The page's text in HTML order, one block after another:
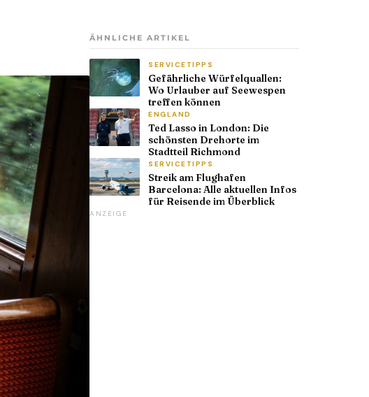
ÄHNLICHE ARTIKEL
SERVICETIPPS
Gefährliche Würfelquallen:
Wo Urlauber auf Seewespen
treffen können
ENGLAND
Ted Lasso in London: Die
schönsten Drehorte im
Stadtteil Richmond
SERVICETIPPS
Streik am Flughafen
Barcelona: Alle aktuellen Infos
für Reisende im Überblick
ANZEIGE